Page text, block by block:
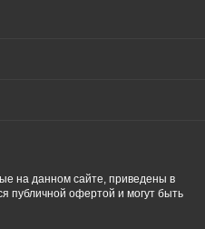
на данном сайте, приведены в
публичной офертой и могут быть